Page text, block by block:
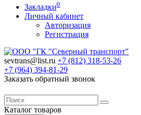
Закладки0
Личный кабинет
Авторизация
Регистрация
sevtrans@list.ru +7 (812) 318-53-26
+7 (964) 394-81-29
Заказать обратный звонок
Каталог товаров